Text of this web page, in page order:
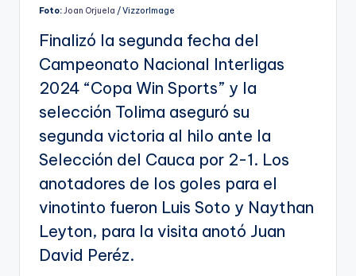
Foto:Joan Orjuela / VizzorImage
Finalizó la segunda fecha del
Campeonato Nacional Interligas
2024 “Copa Win Sports” y la
selección Tolima aseguró su
segunda victoria al hilo ante la
Selección del Cauca por 2-1. Los
anotadores de los goles para el
vinotinto fueron Luis Soto y Naythan
Leyton, para la visita anotó Juan
David Peréz.